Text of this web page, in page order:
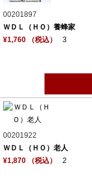
00201897
ＷＤＬ（ＨＯ）養蜂家
¥1,760 （税込）
3
00201922
ＷＤＬ（ＨＯ）老人
¥1,870 （税込）
2